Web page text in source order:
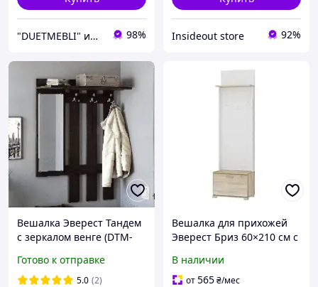
"DUETMEBLI" интернет-магазин качественной мебели для дома и офиса 98% Insideout store 92%
Вешалка Эверест Тандем
с зеркалом венге (DTM-
Готово к отправке
5.0 (2)
Вешалка для прихожей
Эверест Бриз 60×210 см с
В наличии
от565₴/мес